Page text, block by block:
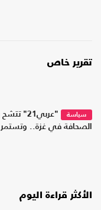
تقرير خاص
سياسة
"عربي21"
الصحافة في غزة.. وتستمر
الأكثر قراءة اليوم